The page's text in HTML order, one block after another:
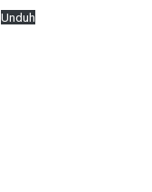
Unduh